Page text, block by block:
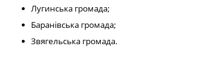
Лугинська громада;
Баранівська громада;
Звягельська громада.